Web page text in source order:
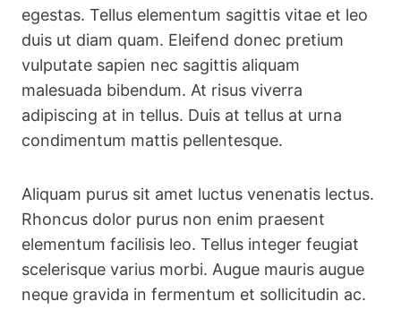
egestas. Tellus elementum sagittis vitae et leo
duis ut diam quam. Eleifend donec pretium
vulputate sapien nec sagittis aliquam
malesuada bibendum. At risus viverra
adipiscing at in tellus. Duis at tellus at urna
condimentum mattis pellentesque.
Aliquam purus sit amet luctus venenatis lectus.
Rhoncus dolor purus non enim praesent
elementum facilisis leo. Tellus integer feugiat
scelerisque varius morbi. Augue mauris augue
neque gravida in fermentum et sollicitudin ac.